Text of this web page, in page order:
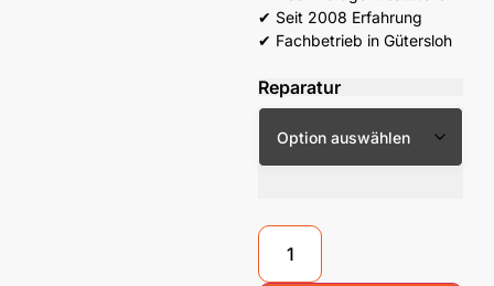
✔ Seit 2008 Erfahrung
✔ Fachbetrieb in Gütersloh
Reparatur